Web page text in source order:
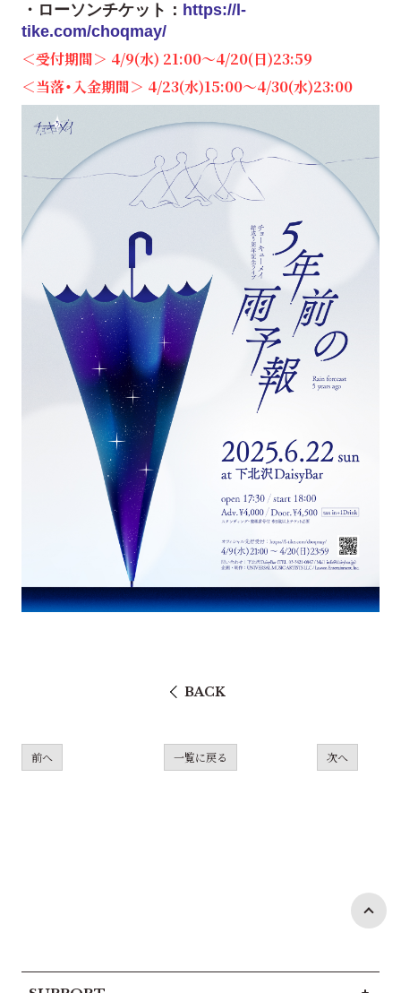
・ローソンチケット： https://l-
tike.com/choqmay/
＜受付期間＞ 4/9(水) 21:00〜4/20(日)23:59
＜当落・入金期間＞ 4/23(水)15:00～4/30(水)23:00
BACK
前へ 一覧に戻る 次へ